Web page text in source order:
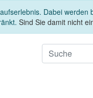
Dabei
Sind Sie damit nicht